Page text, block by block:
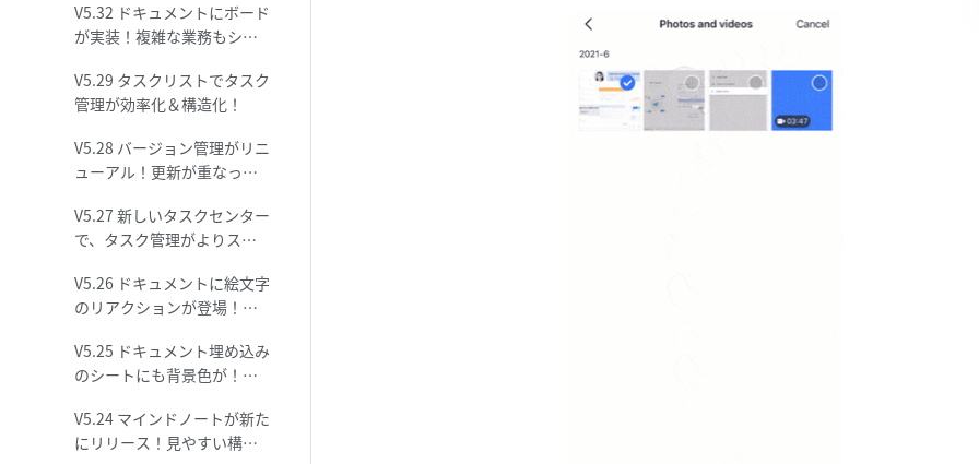
V5.32 ドキュメントにボード
が実装！複雑な業務もシン
う！
V5.29 タスクリストでタスク
管理が効率化＆構造化！
V5.28 バージョン管理がリニ
ューアル！更新が重なって
V5.27 新しいタスクセンター
で、タスク管理がよりスマ
V5.26 ドキュメントに絵文字
のリアクションが登場！手
V5.25 ドキュメント埋め込み
のシートにも背景色が！強
然！
V5.24 マインドノートが新た
にリリース！見やすい構造